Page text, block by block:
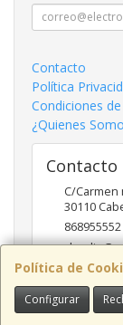
Política de
Configurar
Contacto
Política
Condiciones
¿Quienes
Contacto
C/Carmen
30110
868955552
Horario